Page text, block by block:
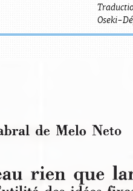
Oseki-
de  Melo  Neto
rien  que